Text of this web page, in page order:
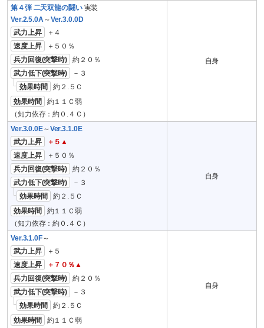
第４弾 二天双龍の闘い実装
Ver.2.5.0A ～Ver.3.0.0D
武力上昇
＋４
速度上昇
＋５０％
兵力回復(突撃時)
約２０％
武力低下(突撃時)
－３
効果時間
約２.５Ｃ
効果時間
約１１Ｃ弱
（知力依存：約０.４Ｃ）
自身
Ver.3.0.0E～Ver.3.1.0E
武力上昇
＋５▲
速度上昇
＋５０％
兵力回復(突撃時)
約２０％
武力低下(突撃時)
－３
効果時間
約２.５Ｃ
効果時間
約１１Ｃ弱
（知力依存：約０.４Ｃ）
自身
Ver.3.1.0F～
武力上昇
＋５
速度上昇
＋７０％▲
兵力回復(突撃時)
約２０％
武力低下(突撃時)
－３
効果時間
約２.５Ｃ
効果時間
約１１Ｃ弱
自身